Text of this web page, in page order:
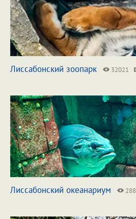
Лиссабонский зоопарк 32021
Лиссабонский океанариум